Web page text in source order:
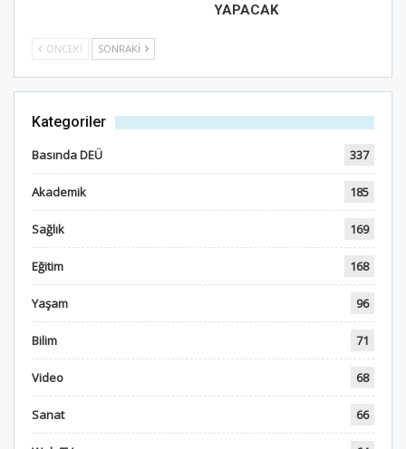
YAPACAK
ÖNCEKI SONRAKI
Kategoriler
Basında DEÜ 337
Akademik 185
Sağlık 169
Eğitim 168
Yaşam 96
Bilim 71
Video 68
Sanat 66